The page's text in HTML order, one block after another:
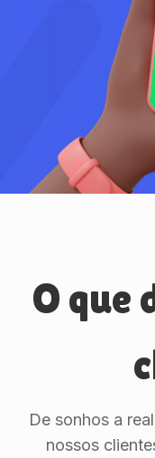
O que
De sonhos a
nossos